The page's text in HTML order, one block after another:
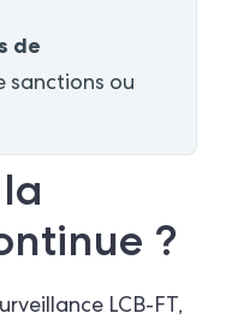
de
sanctions ou
?
LCB-FT,